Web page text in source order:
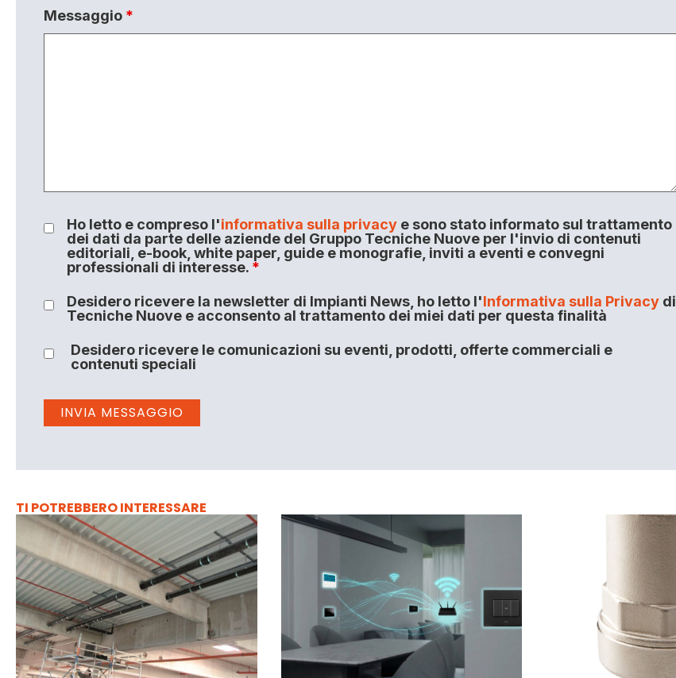
Messaggio *
Ho letto e compreso l'informativa sulla privacye sono stato informato sul trattamento
dei dati da parte delle aziende del Gruppo Tecniche Nuove per l'invio di contenuti
editoriali, e-book, white paper, guide e monografie, inviti a eventi e convegni
professionali di interesse. *
Desidero ricevere la newsletter di Impianti News, ho letto l'Informativa sulla Privacydi
Tecniche Nuove e acconsento al trattamento dei miei dati per questa finalità
Desidero ricevere le comunicazioni su eventi, prodotti, offerte commerciali e
contenuti speciali
TI POTREBBERO INTERESSARE